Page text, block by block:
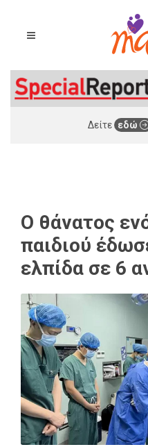
Δείτε εδώ
Ο θάνατος
παιδιού
ελπίδα σε 6